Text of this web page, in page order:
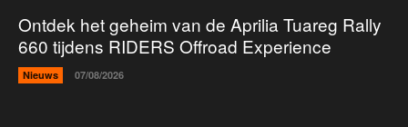
Ontdek het geheim van de Aprilia Tuareg Rally
660 tijdens RIDERS Offroad Experience
Nieuws 07/08/2026